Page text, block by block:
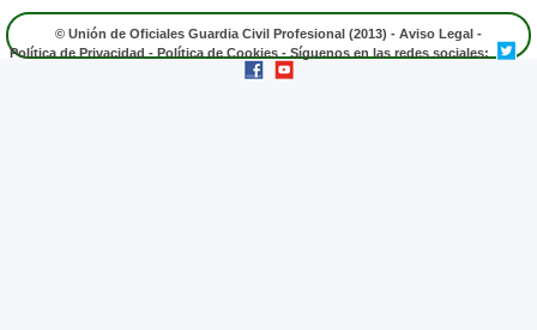
© Unión de Oficiales Guardia Civil Profesional (2013) - Aviso Legal -
Política de Privacidad - Política de Cookies - Síguenos en las redes sociales: